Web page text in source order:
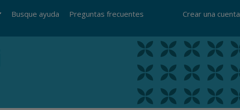
Busque ayuda Preguntas frecuentes Crear una cuenta